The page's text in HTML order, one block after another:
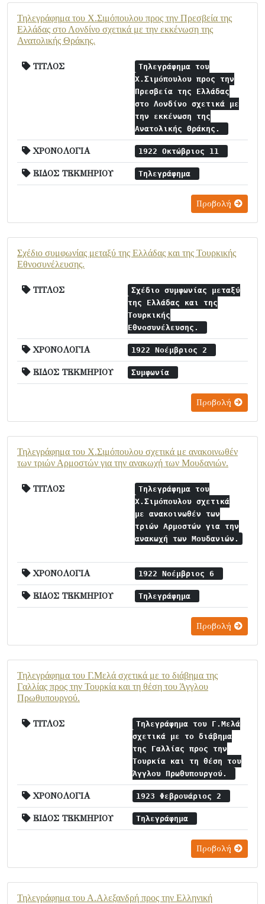
Τηλεγράφημα του Χ.Σιμόπουλου προς την Πρεσβεία της
Ελλάδας στο Λονδίνο σχετικά με την εκκένωση της
Ανατολικής Θράκης.
ΤΙΤΛΟΣ
Τηλεγράφημα του
Χ.Σιμόπουλου προς την
Πρεσβεία της Ελλάδας
στο Λονδίνο σχετικά με
την εκκένωση της
Ανατολικής Θράκης.
ΧΡΟΝΟΛΟΓΙΑ 1922 Οκτώβριος 11
ΕΙΔΟΣ ΤΕΚΜΗΡΙΟΥ Τηλεγράφημα
Προβολή
Σχέδιο συμφωνίας μεταξύ της Ελλάδας και της Τουρκικής
Εθνοσυνέλευσης.
ΤΙΤΛΟΣ
Σχέδιο συμφωνίας μεταξύ
της Ελλάδας και της
Τουρκικής
Εθνοσυνέλευσης.
ΧΡΟΝΟΛΟΓΙΑ 1922 Νοέμβριος 2
ΕΙΔΟΣ ΤΕΚΜΗΡΙΟΥ Συμφωνία
Προβολή
Τηλεγράφημα του Χ.Σιμόπουλου σχετικά με ανακοινωθέν
των τριών Αρμοστών για την ανακωχή των Μουδανιών.
ΤΙΤΛΟΣ
Τηλεγράφημα του
Χ.Σιμόπουλου σχετικά
με ανακοινωθέν των
τριών Αρμοστών για την
ανακωχή των Μουδανιών.
ΧΡΟΝΟΛΟΓΙΑ 1922 Νοέμβριος 6
ΕΙΔΟΣ ΤΕΚΜΗΡΙΟΥ Τηλεγράφημα
Προβολή
Τηλεγράφημα του Γ.Μελά σχετικά με το διάβημα της
Γαλλίας προς την Τουρκία και τη θέση του Άγγλου
Πρωθυπουργού.
ΤΙΤΛΟΣ
Τηλεγράφημα του Γ.Μελά
σχετικά με το διάβημα
της Γαλλίας προς την
Τουρκία και τη θέση του
Άγγλου Πρωθυπουργού.
ΧΡΟΝΟΛΟΓΙΑ 1923 Φεβρουάριος 2
ΕΙΔΟΣ ΤΕΚΜΗΡΙΟΥ Τηλεγράφημα
Προβολή
Τηλεγράφημα του Α.Αλεξανδρή προς την Ελληνική